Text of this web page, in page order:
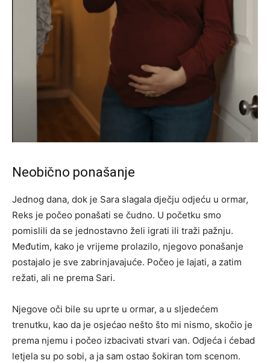
Neobično ponašanje
Jednog dana, dok je Sara slagala dječju odjeću u ormar,
Reks je počeo ponašati se čudno. U početku smo
pomislili da se jednostavno želi igrati ili traži pažnju.
Međutim, kako je vrijeme prolazilo, njegovo ponašanje
postajalo je sve zabrinjavajuće. Počeo je lajati, a zatim
režati, ali ne prema Sari.
Njegove oči bile su uprte u ormar, a u sljedećem
trenutku, kao da je osjećao nešto što mi nismo, skočio je
prema njemu i počeo izbacivati stvari van. Odjeća i ćebad
letjela su po sobi, a ja sam ostao šokiran tom scenom.